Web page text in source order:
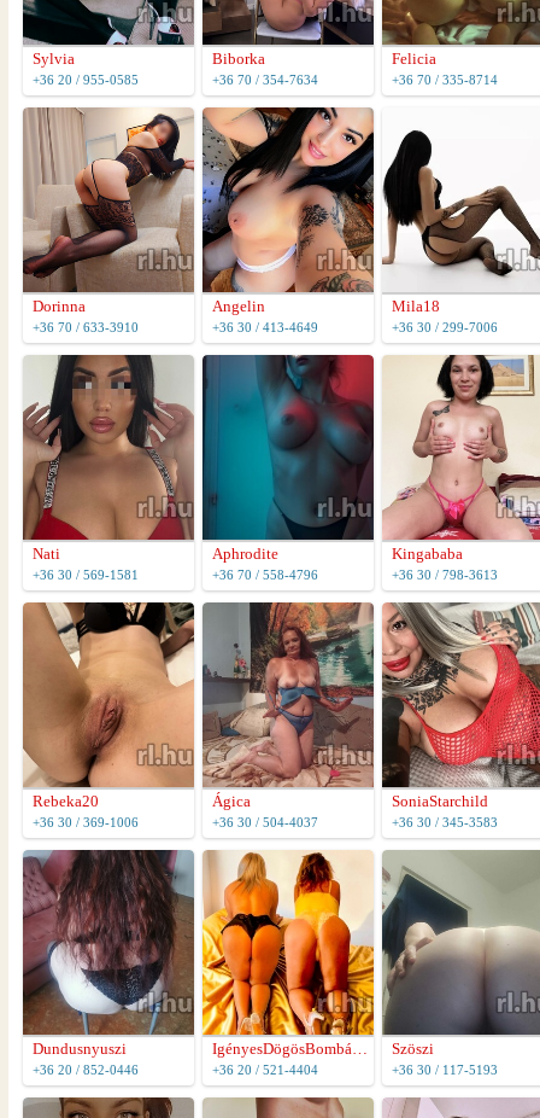
Sylvia
+36 20 / 955-0585
Biborka
+36 70 / 354-7634
Felicia
+36 70 / 335-8714
Dorinna
+36 70 / 633-3910
Angelin
+36 30 / 413-4649
Mila18
+36 30 / 299-7006
Nati
+36 30 / 569-1581
Aphrodite
+36 70 / 558-4796
Kingababa
+36 30 / 798-3613
Rebeka20
+36 30 / 369-1006
Ágica
+36 30 / 504-4037
SoniaStarchild
+36 30 / 345-3583
Dundusnyuszi
+36 20 / 852-0446
IgényesDögösBombázók
+36 20 / 521-4404
Szöszi
+36 30 / 117-5193